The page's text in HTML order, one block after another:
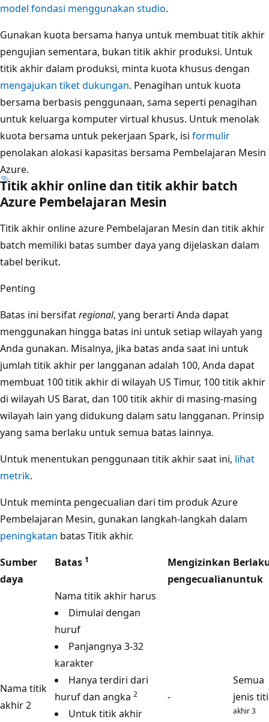
model fondasi menggunakan studio.
Gunakan kuota bersama hanya untuk membuat titik akhir
pengujian sementara, bukan titik akhir produksi. Untuk
titik akhir dalam produksi, minta kuota khusus dengan
mengajukan tiket dukungan. Penagihan untuk kuota
bersama berbasis penggunaan, sama seperti penagihan
untuk keluarga komputer virtual khusus. Untuk menolak
kuota bersama untuk pekerjaan Spark, isi formulir
penolakan alokasi kapasitas bersama Pembelajaran Mesin
Azure.
Titik akhir online dan titik akhir batch
Azure Pembelajaran Mesin
Titik akhir online azure Pembelajaran Mesin dan titik akhir
batch memiliki batas sumber daya yang dijelaskan dalam
tabel berikut.
Penting
Batas ini bersifatregional, yang berarti Anda dapat
menggunakan hingga batas ini untuk setiap wilayah yang
Anda gunakan. Misalnya, jika batas anda saat ini untuk
jumlah titik akhir per langganan adalah 100, Anda dapat
membuat 100 titik akhir di wilayah US Timur, 100 titik akhir
di wilayah US Barat, dan 100 titik akhir di masing-masing
wilayah lain yang didukung dalam satu langganan. Prinsip
yang sama berlaku untuk semua batas lainnya.
Untuk menentukan penggunaan titik akhir saat ini, lihat
metrik.
Untuk meminta pengecualian dari tim produk Azure
Pembelajaran Mesin, gunakan langkah-langkah dalam
peningkatan batas Titik akhir.
Sumber
daya
Batas 1
Mengizinkan
pengecualianuntuk
Nama titik
akhir 2
Nama titik akhir harus
Dimulai dengan
huruf
Panjangnya 3-32
karakter
Hanya terdiri dari
huruf dan angka 2
Untuk titik akhir
-
Semua
jenis
akhir 3